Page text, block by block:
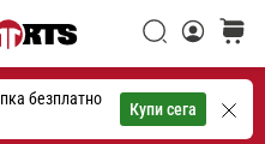
безплатно
Купи сега
Търси
Търсене